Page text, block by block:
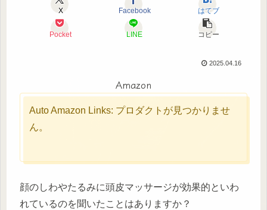
X Facebook はてブ
Pocket LINE コピー
2025.04.16
Amazon
Auto Amazon Links: プロダクトが見つかりませ
ん。
顔のしわやたるみに頭皮マッサージが効果的といわ
れているのを聞いたことはありますか？